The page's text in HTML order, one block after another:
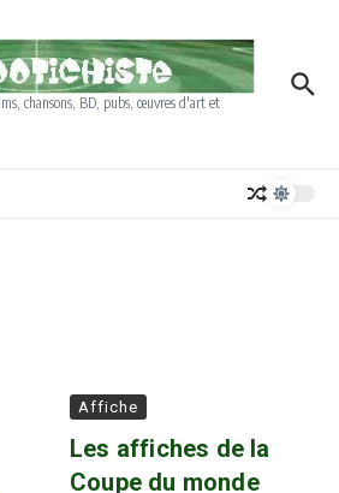
chansons, BD, pubs, œuvres d'art et
Affiche
Les affiches de la
Coupe du monde